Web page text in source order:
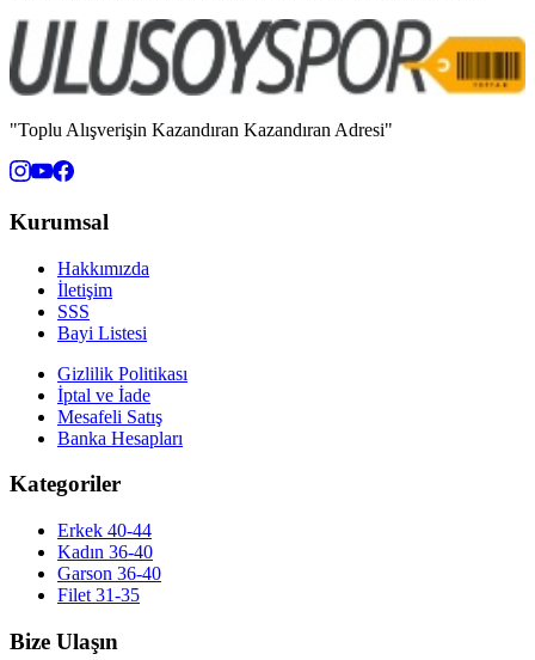
"Toplu Alışverişin Kazandıran Kazandıran Adresi"
Kurumsal
Hakkımızda
İletişim
SSS
Bayi Listesi
Gizlilik Politikası
İptal ve İade
Mesafeli Satış
Banka Hesapları
Kategoriler
Erkek 40-44
Kadın 36-40
Garson 36-40
Filet 31-35
Bize Ulaşın